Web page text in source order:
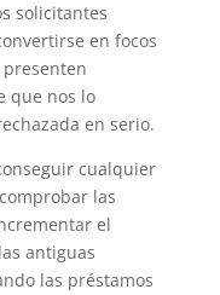
solicitantes
en focos
que nos lo
en serio.
cualquier
las
el
antiguas
las préstamos